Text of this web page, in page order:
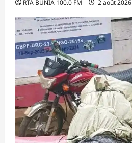
RTA BUNIA 100.0 FM 2 août 2026